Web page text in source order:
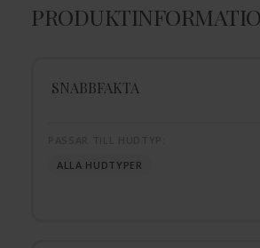
SNABBFAKTA
ALLA HUDTYPER